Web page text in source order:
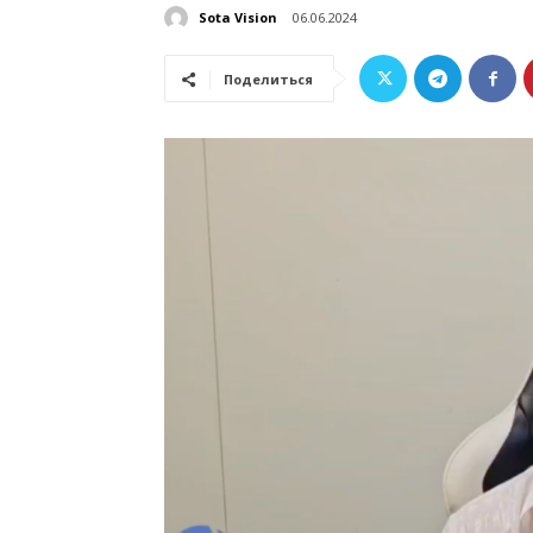
Sota Vision 06.06.2024
Поделиться